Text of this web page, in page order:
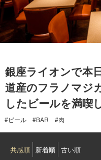
銀座ライオンで本
道産のフラノマジ
したビールを満喫
#ビール #BAR #肉
共感順 新着順 古い順